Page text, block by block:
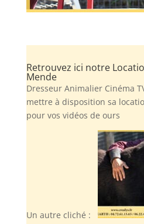
Retrouvez ici notre
Mende
Dresseur Animalier Cinéma
mettre à disposition sa
pour vos vidéos de ours
Un autre cliché :